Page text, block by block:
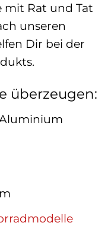
mit Rat und Tat
unseren
Dir bei der
überzeugen: